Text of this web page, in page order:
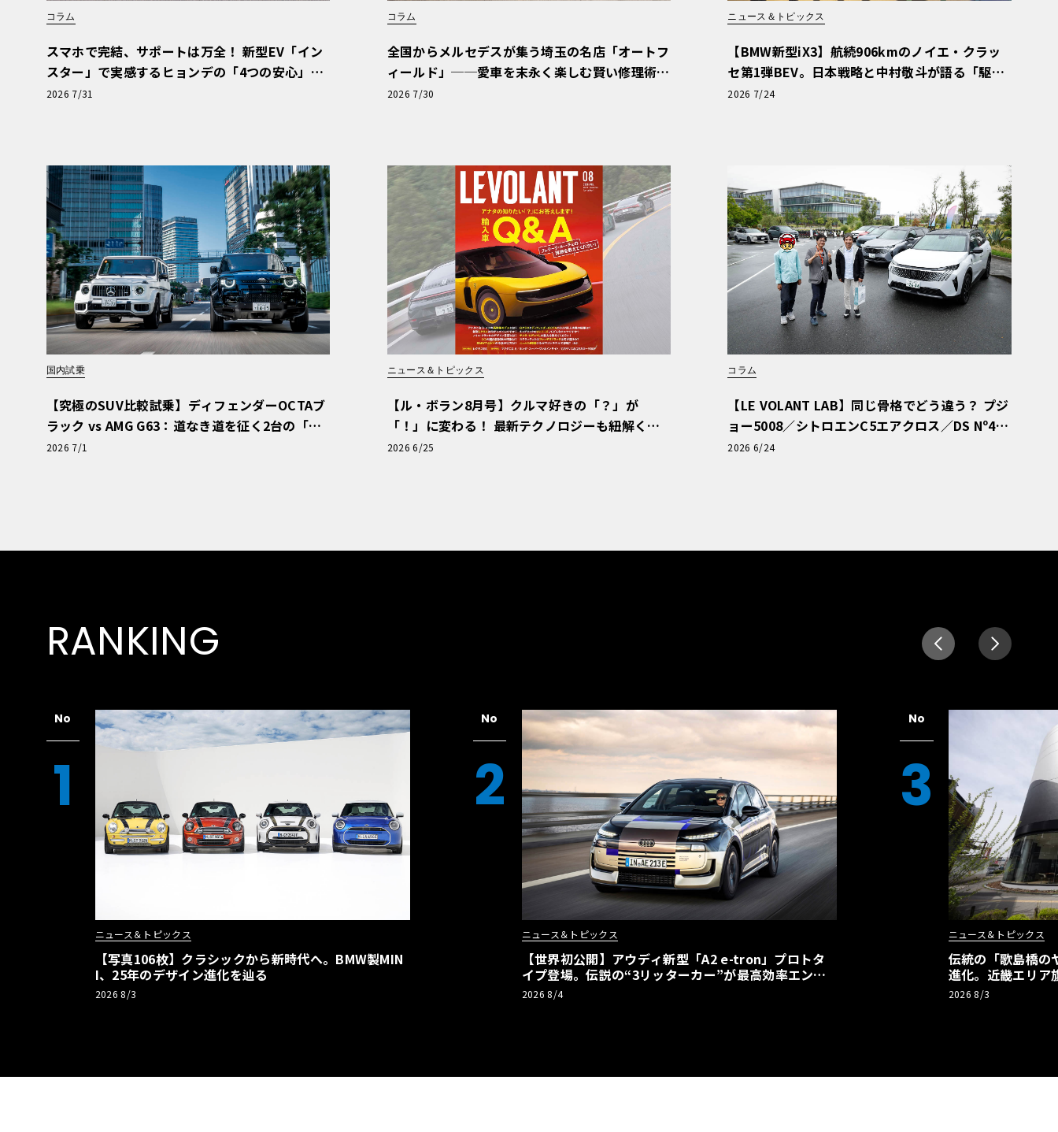
コラム
スマホで完結、サポートは万全！ 新型EV「イン
スター」で実感するヒョンデの「4つの安心」
【第1回・ヒョンデ6つの疑問：Why? Hyunda
2026 7/31
コラム
全国からメルセデスが集う埼玉の名店「オートフ
ィールド」──愛車を末永く楽しむ賢い修理術
と、プロがフックス製オイルを選ぶ理由〈PR〉
2026 7/30
ニュース＆トピックス
【BMW新型iX3】航続906kmのノイエ・クラッ
セ第1弾BEV。日本戦略と中村敬斗が語る「駆け
ぬける歓び」
2026 7/24
国内試乗
【究極のSUV比較試乗】ディフェンダーOCTAブ
ラック vs AMG G63：道なき道を征く2台の「対
極的アプローチ」
2026 7/1
ニュース＆トピックス
【ル・ボラン8月号】クルマ好きの「？」が
「！」に変わる！ 最新テクノロジーも紐解く
「輸入車Q&A」
2026 6/25
コラム
【LE VOLANT LAB】同じ骨格でどう違う？ プジ
ョー5008／シトロエンC5エアクロス／DS Nº4
読者一気乗りレポート
2026 6/24
RANKING
No
1
ニュース＆トピックス
【写真106枚】クラシックから新時代へ。BMW製MIN
I、25年のデザイン進化を辿る
2026 8/3
No
2
ニュース＆トピックス
【世界初公開】アウディ新型「A2 e-tron」プロトタ
イプ登場。伝説の“3リッターカー”が最高効率エント
リーBEVとして復活【画像38枚】
2026 8/4
No
3
ニュース＆トピックス
伝統の「歌島橋の
進化。近畿エリア
ーアル
2026 8/3